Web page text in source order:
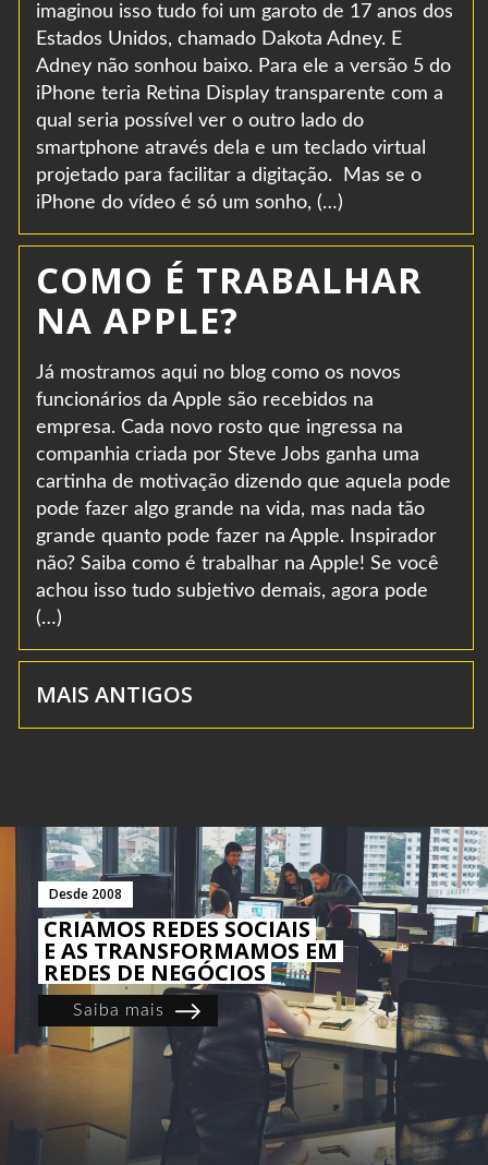
imaginou isso tudo foi um garoto de 17 anos dos
Estados Unidos, chamado Dakota Adney. E
Adney não sonhou baixo. Para ele a versão 5 do
iPhone teria Retina Display transparente com a
qual seria possível ver o outro lado do
smartphone através dela e um teclado virtual
projetado para facilitar a digitação. Mas se o
iPhone do vídeo é só um sonho, (…)
COMO É TRABALHAR
NA APPLE?
Já mostramos aqui no blog como os novos
funcionários da Apple são recebidos na
empresa. Cada novo rosto que ingressa na
companhia criada por Steve Jobs ganha uma
cartinha de motivação dizendo que aquela pode
pode fazer algo grande na vida, mas nada tão
grande quanto pode fazer na Apple. Inspirador
não? Saiba como é trabalhar na Apple! Se você
achou isso tudo subjetivo demais, agora pode
(…)
MAIS ANTIGOS
Desde 2008
CRIAMOS REDES SOCIAIS
E AS TRANSFORMAMOS EM
REDES DE NEGÓCIOS
Saiba mais